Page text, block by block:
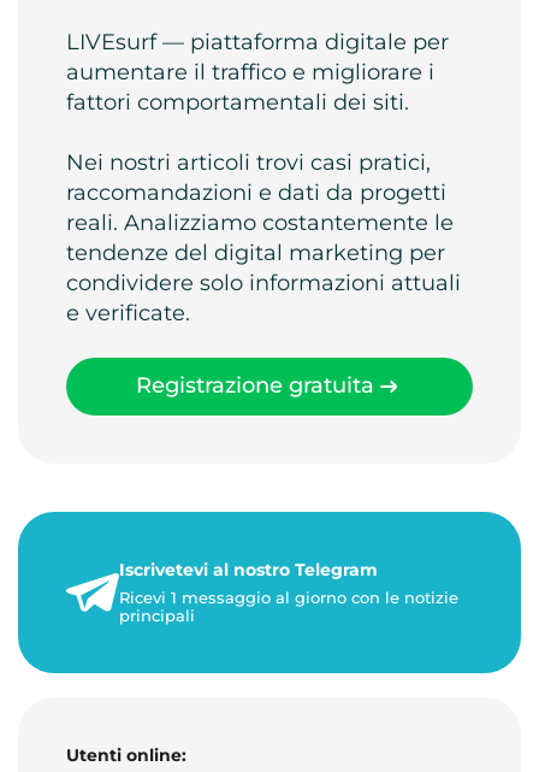
LIVEsurf — piattaforma digitale per
aumentare il traffico e migliorare i
fattori comportamentali dei siti.
Nei nostri articoli trovi casi pratici,
raccomandazioni e dati da progetti
reali. Analizziamo costantemente le
tendenze del digital marketing per
condividere solo informazioni attuali
e verificate.
Registrazione gratuita
Iscrivetevi al nostro Telegram
Ricevi 1 messaggio al giorno con le notizie
principali
Utenti online: